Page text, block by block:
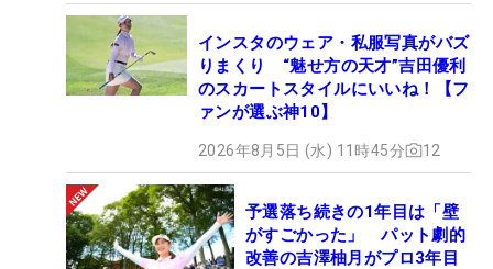
インスタのウェア・私服写真がバズ
りまくり “魅せ方の天才”吉田優利
のスカートスタイルにいいね！【フ
ァンが選ぶ神10】
2026年8月5日 (水) 11時45分 12
予選落ち続きの1年目は「壁
がすごかった」 パット劇的
改善の吉澤柚月がプロ3年目